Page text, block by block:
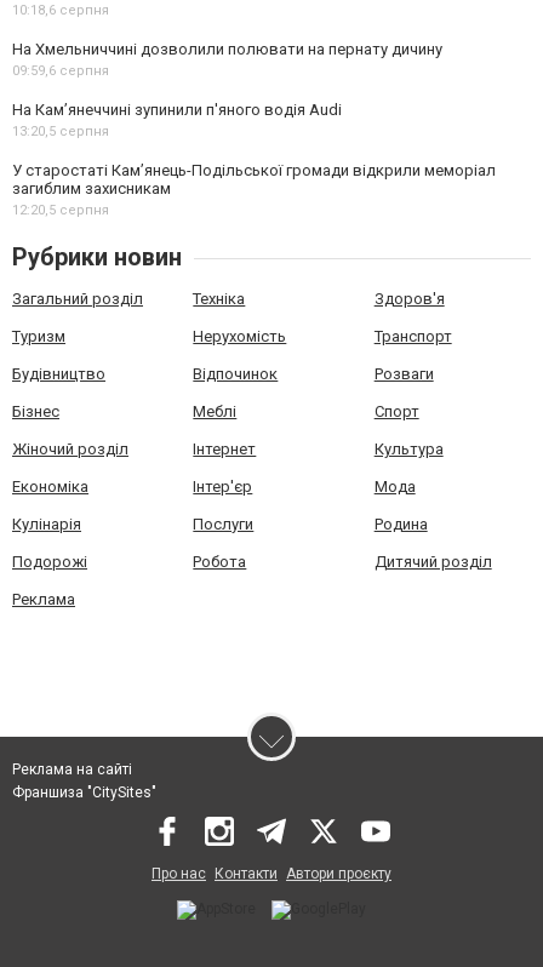
10:18,6 серпня
На Хмельниччині дозволили полювати на пернату дичину
09:59,6 серпня
На Камʼянеччині зупинили п'яного водія Audi
13:20,5 серпня
У старостаті Кам’янець-Подільської громади відкрили меморіал
загиблим захисникам
12:20,5 серпня
Рубрики новин
Загальний розділ Техніка Здоров'я
Туризм Нерухомість Транспорт
Будівництво Відпочинок Розваги
Бізнес Меблі Спорт
Жіночий розділ Інтернет Культура
Економіка Інтер'єр Мода
Кулінарія Послуги Родина
Подорожі Робота Дитячий розділ
Реклама
Реклама на сайті
Франшиза "CitySites"
Про нас Контакти Автори проєкту